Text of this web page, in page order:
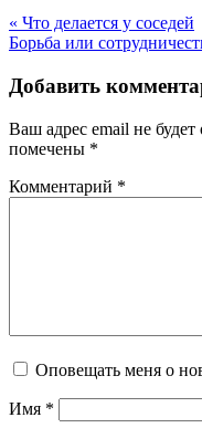
« Что делается у соседей
Борьба или
Добавить
Ваш адрес email не будет
помечены *
Комментарий *
Оповещать меня о
Имя *